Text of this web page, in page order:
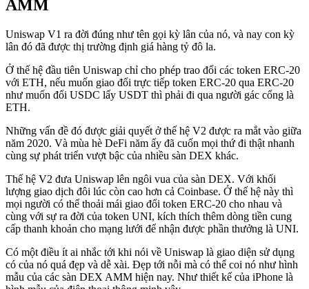
AMM
Uniswap V1 ra đời đúng như tên gọi kỳ lân của nó, và nay con kỳ
lân đó đã được thị trường định giá hàng tỷ đô la.
Ở thế hệ đầu tiên Uniswap chỉ cho phép trao đổi các token ERC-20
với ETH, nếu muốn giao đổi trực tiếp token ERC-20 qua ERC-20
như muốn đổi USDC lấy USDT thì phải đi qua người gác cổng là
ETH.
Những vấn đề đó được giải quyết ở thế hệ V2 được ra mắt vào giữa
năm 2020. Và mùa hè DeFi năm ấy đã cuốn mọi thứ đi thật nhanh
cùng sự phát triển vượt bậc của nhiều sàn DEX khác.
Thế hệ V2 đưa Uniswap lên ngôi vua của sàn DEX. Với khối
lượng giao dịch đôi lúc còn cao hơn cả Coinbase. Ở thế hệ này thì
mọi người có thể thoải mái giao đổi token ERC-20 cho nhau và
cùng với sự ra đời của token UNI, kích thích thêm dòng tiền cung
cấp thanh khoản cho mạng lưới để nhận được phần thưởng là UNI.
Có một điều ít ai nhắc tới khi nói về Uniswap là giao diện sử dụng
có của nó quá đẹp và dễ xài. Đẹp tới nỗi mà có thể coi nó như hình
mẫu của các sàn DEX AMM hiện nay. Như thiết kế của iPhone là